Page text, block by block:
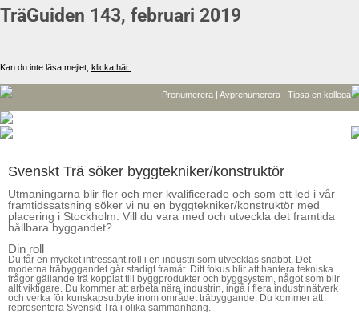
TräGuiden 143, februari 2019
Kan du inte läsa mejlet, klicka här.
Prenumerera | Avprenumerera | Tipsa en kollega
Svenskt Trä söker byggtekniker/konstruktör
Utmaningarna blir fler och mer kvalificerade och som ett led i vår
framtidssatsning söker vi nu en byggtekniker/konstruktör med
placering i Stockholm. Vill du vara med och utveckla det framtida
hållbara byggandet?
Din roll
Du får en mycket intressant roll i en industri som utvecklas snabbt. Det
moderna träbyggandet går stadigt framåt. Ditt fokus blir att hantera tekniska
frågor gällande trä kopplat till byggprodukter och byggsystem, något som blir
allt viktigare. Du kommer att arbeta nära industrin, ingå i flera industrinätverk
och verka för kunskapsutbyte inom området träbyggande. Du kommer att
representera Svenskt Trä i olika sammanhang.